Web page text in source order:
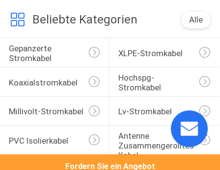
Beliebte Kategorien Alle
Gepanzerte
Stromkabel
XLPE-Stromkabel
Koaxialstromkabel
Hochspg-
Stromkabel
Millivolt-Stromkabel Lv-Stromkabel
PVC Isolierkabel
Antenne
Zusammengerolltes
Kabel
Fordern Sie ein Angebot